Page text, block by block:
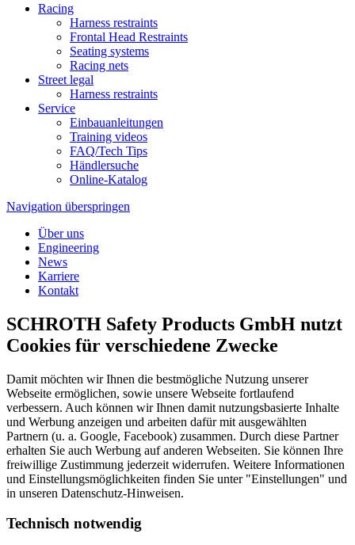
Racing
Harness restraints
Frontal Head Restraints
Seating systems
Racing nets
Street legal
Harness restraints
Service
Einbauanleitungen
Training videos
FAQ/Tech Tips
Händlersuche
Online-Katalog
Navigation überspringen
Über uns
Engineering
News
Karriere
Kontakt
SCHROTH Safety Products GmbH nutzt
Cookies für verschiedene Zwecke
Damit möchten wir Ihnen die bestmögliche Nutzung unserer
Webseite ermöglichen, sowie unsere Webseite fortlaufend
verbessern. Auch können wir Ihnen damit nutzungsbasierte Inhalte
und Werbung anzeigen und arbeiten dafür mit ausgewählten
Partnern (u. a. Google, Facebook) zusammen. Durch diese Partner
erhalten Sie auch Werbung auf anderen Webseiten. Sie können Ihre
freiwillige Zustimmung jederzeit widerrufen. Weitere Informationen
und Einstellungsmöglichkeiten finden Sie unter "Einstellungen" und
in unseren Datenschutz-Hinweisen.
Technisch notwendig